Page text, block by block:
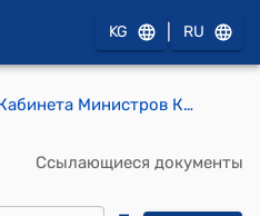
KG RU
Постановление Кабинета Министров КР от 15 ноября 2023 года № 592 Об утверждении Положения о порядке осуществления гидрометеорологической деятельности, формирования и ведения Государственного реестра производителей гидрометеорологической информации"
Ссылающиеся документы